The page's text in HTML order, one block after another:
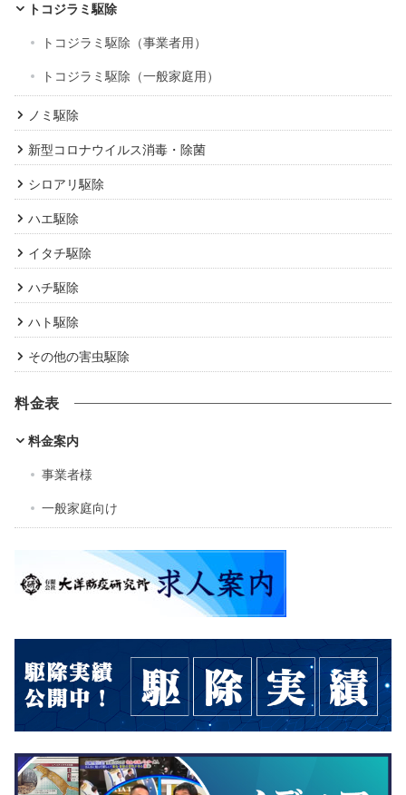
トコジラミ駆除
トコジラミ駆除（事業者用）
トコジラミ駆除（一般家庭用）
ノミ駆除
新型コロナウイルス消毒・除菌
シロアリ駆除
ハエ駆除
イタチ駆除
ハチ駆除
ハト駆除
その他の害虫駆除
料金表
料金案内
事業者様
一般家庭向け